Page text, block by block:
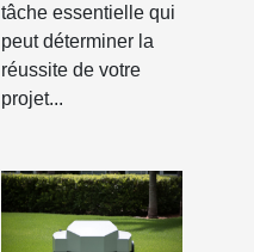
tâche essentielle qui
peut déterminer la
réussite de votre
projet...